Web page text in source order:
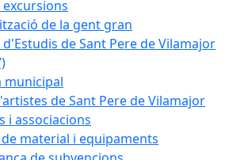
excursions
de la gent gran
d'Estudis de Sant Pere de Vilamajor
municipal
de Sant Pere de Vilamajor
i associacions
de material i equipaments